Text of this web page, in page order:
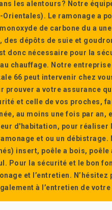
les alentours? Notre
Orientales). Le ramonage a
de carbone du a
des dépôts de suie et
donc nécessaire pour la
chauffage. Notre
66 peut intervenir chez
prouver a votre assurance
et celle de vos proches,
au moins une fois par
d'habitation, pour
et ou un
insert, poêle a bois,
Pour la sécurité et le bon
et l’entretien.
à l’entretien de